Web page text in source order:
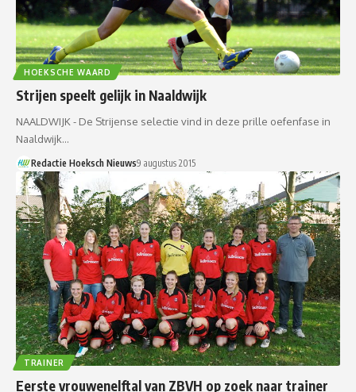
HOEKSCHE WAARD
Strijen speelt gelijk in Naaldwijk
NAALDWIJK - De Strijense selectie vind in deze prille oefenfase in
Naaldwijk…
Redactie Hoeksch Nieuws9 augustus 2015
TRAINER
Eerste vrouwenelftal van ZBVH op zoek naar trainer